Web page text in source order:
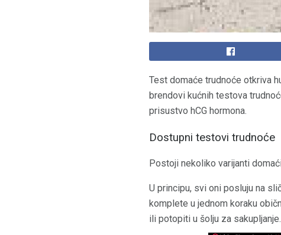
Test domaće trudnoće otkriva
brendovi kućnih testova
prisustvo hCG hormona.
Dostupni testovi trudnoće
Postoji nekoliko varijanti
U principu, svi oni posluju na
komplete u jednom koraku
ili potopiti u šolju za sakupljanje.